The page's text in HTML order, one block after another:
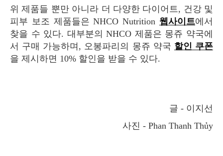
위 제품들 뿐만 아니라 더 다양한 다이어트, 건강 및
피부 보조 제품들은 NHCO Nutrition 웹사이트에서
찾을 수 있다. 대부분의 NHCO 제품은 몽쥬 약국에
서 구매 가능하며, 오봉파리의 몽쥬 약국 할인 쿠폰
을 제시하면 10% 할인을 받을 수 있다.
글 - 이지선
사진 - Phan Thanh Thủy